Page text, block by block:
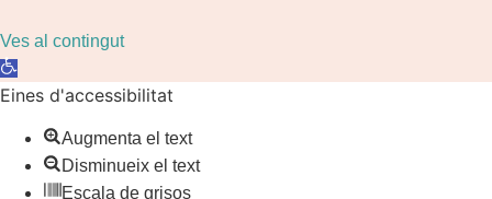
Ves al contingut
Obre
la
d'eines
Eines d'accessibilitat
Augmenta el text
Disminueix el text
Escala de grisos